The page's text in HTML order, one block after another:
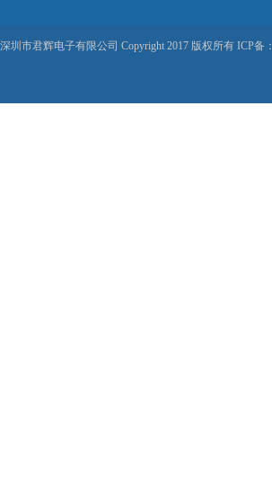
深圳市君辉电子有限公司 Copyright 2017 版权所有 ICP备：